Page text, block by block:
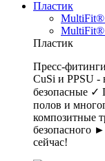
Пластик
MultiFit®
MultiFit®
Пластик
Пресс-
CuSi и PPSU -
безопасные ✓
полов и
композитные
безопасного
сейчас!